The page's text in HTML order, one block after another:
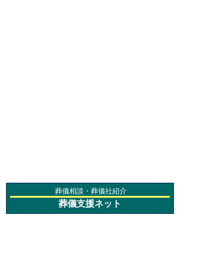
葬儀相談・葬儀社紹介
葬儀支援ネット